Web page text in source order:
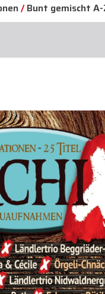
/Bunt gemischt